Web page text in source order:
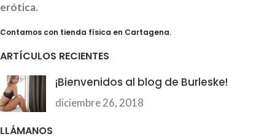
erótica.
Contamos con tienda física en Cartagena.
ARTÍCULOS RECIENTES
¡Bienvenidos al blog de Burleske!
diciembre 26, 2018
LLÁMANOS